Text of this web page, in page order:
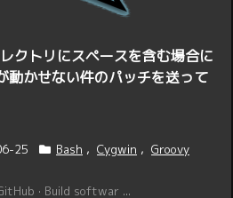
クトリにスペースを含む場合に
かせない件のパッチを送って
25 Bash , Cygwin , Groovy
· Build softwar ...